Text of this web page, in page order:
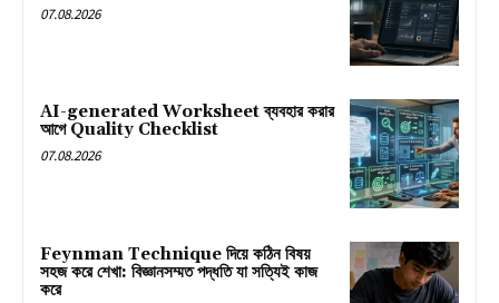
07.08.2026
AI-generated Worksheet ব্যবহার করার
আগে Quality Checklist
07.08.2026
Feynman Technique দিয়ে কঠিন বিষয়
সহজ করে শেখা: বিজ্ঞানসম্মত পদ্ধতি যা সত্যিই কাজ
করে